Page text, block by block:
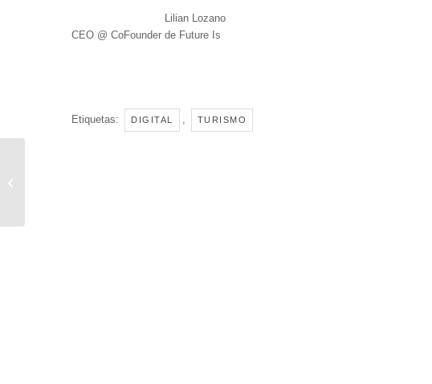
Lilian Lozano
CEO @ CoFounder de Future Is
Etiquetas: DIGITAL , TURISMO